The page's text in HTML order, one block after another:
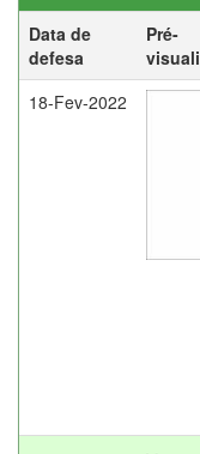
Data de
defesa
Pré-
18-Fev-2022